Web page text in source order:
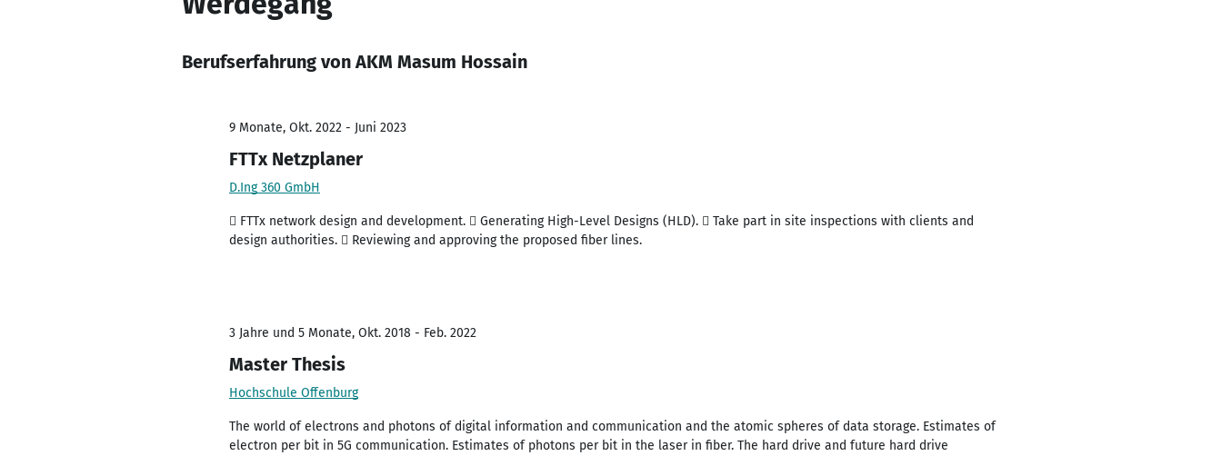
Berufserfahrung von AKM Masum Hossain
9 Monate, Okt. 2022 - Juni 2023
FTTx Netzplaner
D.Ing 360 GmbH
 FTTx network design and development.  Generating High-Level Designs (HLD).  Take part in site inspections with clients and
design authorities.  Reviewing and approving the proposed fiber lines.
3 Jahre und 5 Monate, Okt. 2018 - Feb. 2022
Master Thesis
Hochschule Offenburg
The world of electrons and photons of digital information and communication and the atomic spheres of data storage. Estimates of
electron per bit in 5G communication. Estimates of photons per bit in the laser in fiber. The hard drive and future hard drive